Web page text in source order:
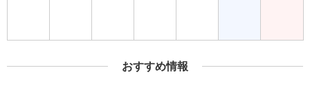
おすすめ情報